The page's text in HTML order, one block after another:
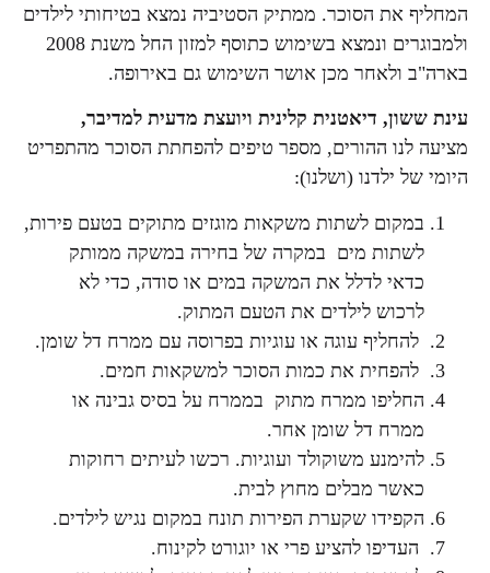
המחליף את הסוכר. ממתיק הסטיביה נמצא בטיחותי לילדים
ולמבוגרים ונמצא בשימוש כתוסף למזון החל משנת 2008
בארה"ב ולאחר מכן אושר השימוש גם באירופה.
עינת ששון, דיאטנית קלינית ויועצת מדעית למדיבר,
מציעה לנו ההורים, מספר טיפים להפחתת הסוכר מהתפריט
היומי של ילדנו (ושלנו):
במקום לשתות משקאות מוגזים מתוקים בטעם פירות,
לשתות מים במקרה של בחירה במשקה ממותק
כדאי לדלל את המשקה במים או סודה, כדי לא
לרכוש לילדים את הטעם המתוק.
להחליף עוגה או עוגיות בפרוסה עם ממרח דל שומן.
להפחית את כמות הסוכר למשקאות חמים.
החליפו ממרח מתוק בממרח על בסיס גבינה או
ממרח דל שומן אחר.
להימנע משוקולד ועוגיות. רכשו לעיתים רחוקות
כאשר מבלים מחוץ לבית.
הקפידו שקערת הפירות תונח במקום נגיש לילדים.
העדיפו להציע פרי או יוגורט לקינוח.